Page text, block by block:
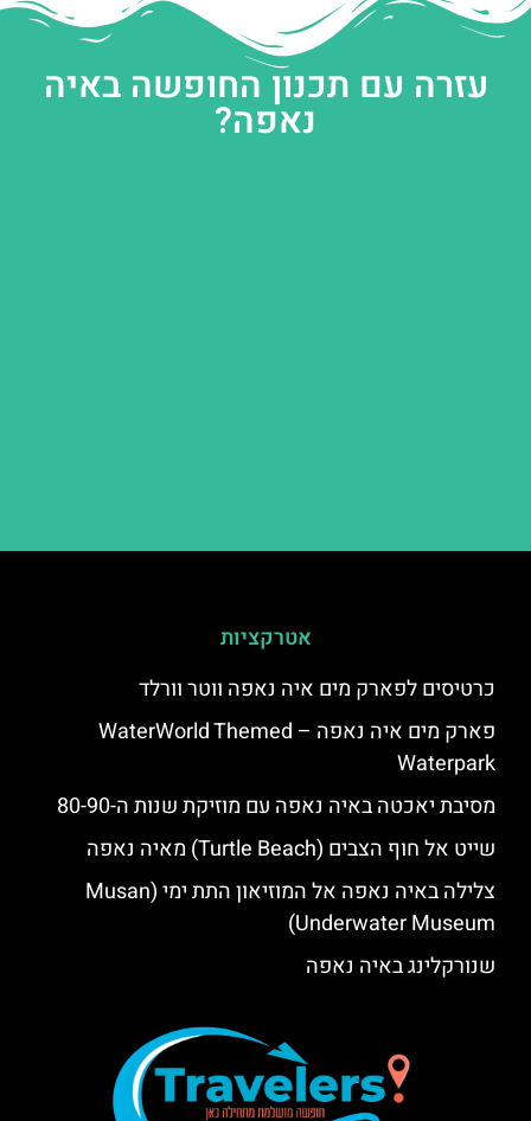
עזרה עם תכנון החופשה באיה
נאפה?
אטרקציות
כרטיסים לפארק מים איה נאפה ווטר וורלד
פארק מים איה נאפה – ‪‪WaterWorld Themed
Waterpark‬‬
מסיבת יאכטה באיה נאפה עם מוזיקת שנות ה-80-90
שייט אל חוף הצבים (Turtle Beach) מאיה נאפה
צלילה באיה נאפה אל המוזיאון התת ימי (Musan
Underwater Museum)
שנורקלינג באיה נאפה